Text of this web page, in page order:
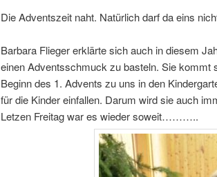
Die Adventszeit naht. Natürlich darf da eins
Barbara Flieger erklärte sich auch in diesem
einen Adventsschmuck zu basteln. Sie
Beginn des 1. Advents zu uns in den
für die Kinder einfallen. Darum wird sie auch
Letzen Freitag war es wieder soweit………..